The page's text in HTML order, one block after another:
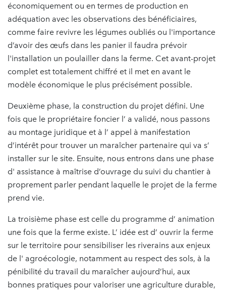
économiquement ou en termes de production en
adéquation avec les observations des bénéficiaires,
comme faire revivre les légumes oubliés ou l'importance
d’avoir des œufs dans les panier il faudra prévoir
l'installation un poulailler dans la ferme. Cet avant-projet
complet est totalement chiffré et il met en avant le
modèle économique le plus précisément possible.
Deuxième phase, la construction du projet défini. Une
fois que le propriétaire foncier l’ a validé, nous passons
au montage juridique et à l’ appel à manifestation
d’intérêt pour trouver un maraîcher partenaire qui va s’
installer sur le site. Ensuite, nous entrons dans une phase
d' assistance à maîtrise d’ouvrage du suivi du chantier à
proprement parler pendant laquelle le projet de la ferme
prend vie.
La troisième phase est celle du programme d’ animation
une fois que la ferme existe. L’ idée est d’ ouvrir la ferme
sur le territoire pour sensibiliser les riverains aux enjeux
de l' agroécologie, notamment au respect des sols, à la
pénibilité du travail du maraîcher aujourd’hui, aux
bonnes pratiques pour valoriser une agriculture durable,